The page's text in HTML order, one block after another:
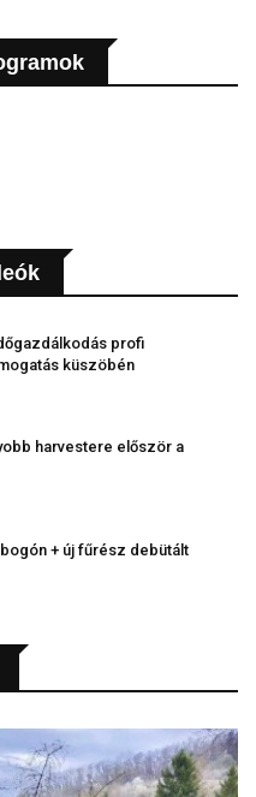
profi
küszöbén
harvestere először a
+ új fűrész debütált